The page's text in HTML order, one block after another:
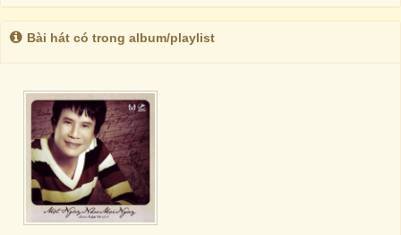
Bài hát có trong album/playlist